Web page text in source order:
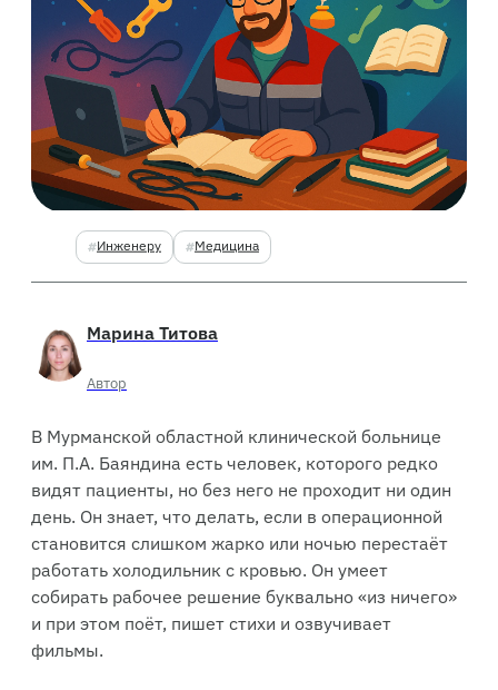
Инженеру Медицина
Марина Титова
Автор
В Мурманской областной клинической больнице
им. П.А. Баяндина есть человек, которого редко
видят пациенты, но без него не проходит ни один
день. Он знает, что делать, если в операционной
становится слишком жарко или ночью перестаёт
работать холодильник с кровью. Он умеет
собирать рабочее решение буквально «из ничего»
и при этом поёт, пишет стихи и озвучивает
фильмы.